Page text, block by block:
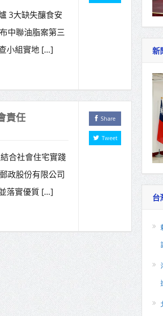
3大缺失釀食安
中聯油脂案第三
小組實地 […]
責任
合社會住宅實踐
政股份有限公司
落實優質 […]
Share
Tweet
新
台